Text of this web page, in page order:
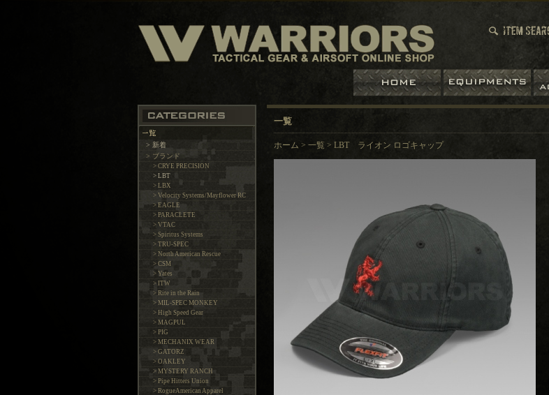
> 新着
> ブランド
> CRYE PRECISION
> LBT
> LBX
> Velocity Systems/Mayflower RC
> EAGLE
> PARACLETE
> VTAC
> Spiritus Systems
> TRU-SPEC
> North American Rescue
> CSM
> Yates
> ITW
> Rite in the Rain
> MIL-SPEC MONKEY
> High Speed Gear
> MAGPUL
> PIG
> MECHANIX WEAR
> GATORZ
> OAKLEY
> MYSTERY RANCH
> Pipe Hitters Union
> RogueAmerican Apparel
一覧
ホーム > 一覧 > LBT ライオン ロゴキャップ